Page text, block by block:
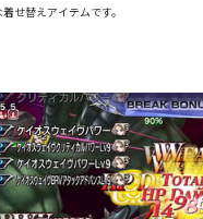
せ替えアイテムです。